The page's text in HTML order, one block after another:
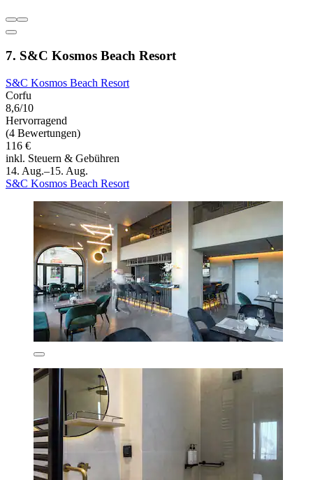
7. S&C Kosmos Beach Resort
S&C Kosmos Beach Resort
Corfu
8,6/10
Hervorragend
(4 Bewertungen)
116 €
inkl. Steuern & Gebühren
14. Aug.–15. Aug.
S&C Kosmos Beach Resort